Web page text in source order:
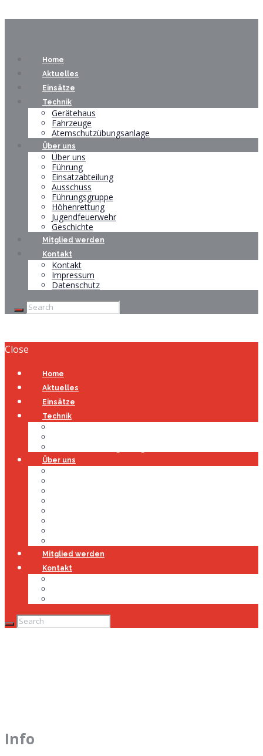
Home
Aktuelles
Einsätze
Technik
Gerätehaus
Fahrzeuge
Atemschutzübungsanlage
Über uns
Über uns
Führung
Einsatzabteilung
Ausschuss
Führungsgruppe
Höhenrettung
Jugendfeuerwehr
Geschichte
Mitglied werden
Kontakt
Kontakt
Impressum
Datenschutz
Close
Home
Aktuelles
Einsätze
Technik
Über uns
Mitglied werden
Kontakt
Info